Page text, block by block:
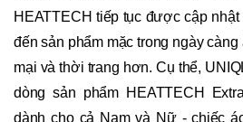
HEATTECH tiếp tục được cập
đến sản phẩm mặc trong ngày
mại và thời trang hơn. Cụ thể,
dòng sản phẩm HEATTECH
dành cho cả Nam và Nữ - chiếc